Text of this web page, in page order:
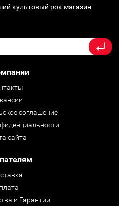
культовый рок магазин
соглашение
сайта
и Гарантии